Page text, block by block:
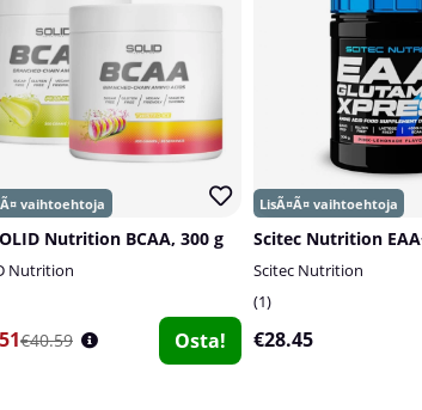
Nutrition BCAA, 300 g
Nutrition
€40.59 Osta!
Scitec Nutrition
1
€28.45